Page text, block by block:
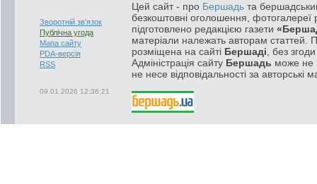
Зворотній зв'язок
Публічна угода
Мапа сайту
PDA-версія
RSS
09.01.2026 12:36:21
Цей сайт - про Бершадь та
безкоштовні оголошення, фотогалереї
підготовлено редакцією газети
матеріали належать авторам статтей.
розміщена на сайті Бершаді , без
Адміністрація сайту Бершадь може не
не несе відповідальності за авторські